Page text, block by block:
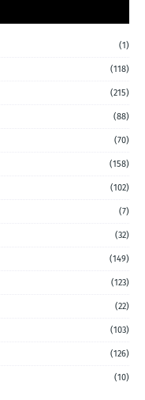
(1)
(118)
(215)
(88)
(70)
(158)
(102)
(7)
(32)
(149)
(123)
(22)
(103)
(126)
(10)